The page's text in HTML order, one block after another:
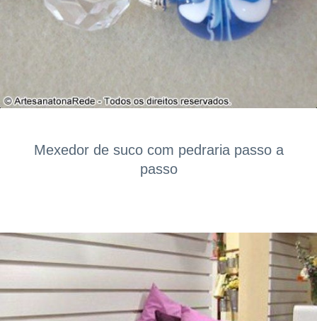
Mexedor de suco com pedraria passo a
passo